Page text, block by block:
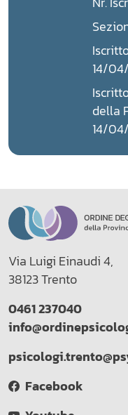
14/
della
14/
Via Luigi Einaudi 4,
38123 Trento
0461 237040
Facebook